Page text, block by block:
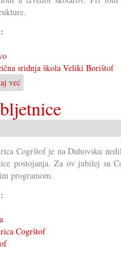
sridnja škola Veliki Borištof
već
60
ljet
dvojezična
VB
Cogrštof je na Duhovsku
postojanja. Za ov jubilej su
programom.
Cogrštof